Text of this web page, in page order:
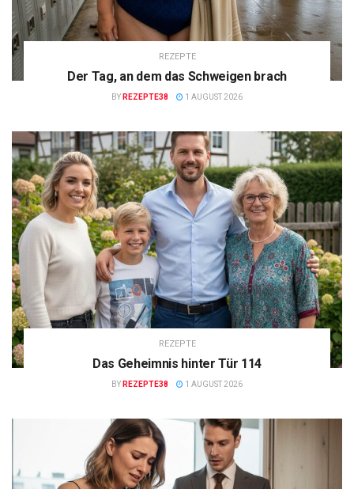
REZEPTE
Der Tag, an dem das Schweigen brach
BY REZEPTE38 1 AUGUST 2026
REZEPTE
Das Geheimnis hinter Tür 114
BY REZEPTE38 1 AUGUST 2026